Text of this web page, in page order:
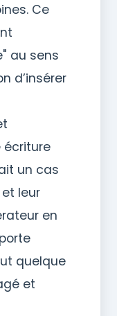
Ce
au sens
d’insérer
écriture
un cas
et leur
en
quelque
et